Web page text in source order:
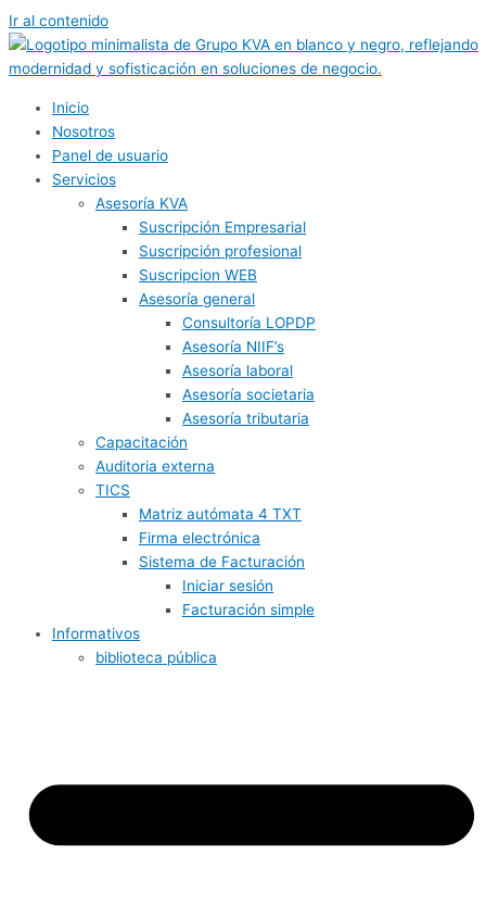
Ir al contenido
Inicio
Nosotros
Panel de usuario
Servicios
Asesoría KVA
Suscripción Empresarial
Suscripción profesional
Suscripcion WEB
Asesoría general
Consultoría LOPDP
Asesoría NIIF’s
Asesoría laboral
Asesoría societaria
Asesoría tributaria
Capacitación
Auditoria externa
TICS
Matriz autómata 4 TXT
Firma electrónica
Sistema de Facturación
Iniciar sesión
Facturación simple
Informativos
biblioteca pública